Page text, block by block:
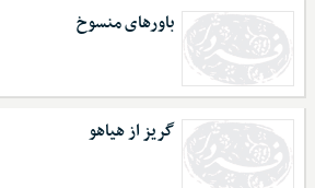
باورهای منسوخ
گریز از هیاهو